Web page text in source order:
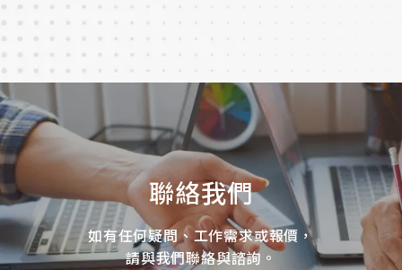
聯絡我們
如有任何疑問、工作需求或報價，
請與我們聯絡與諮詢。